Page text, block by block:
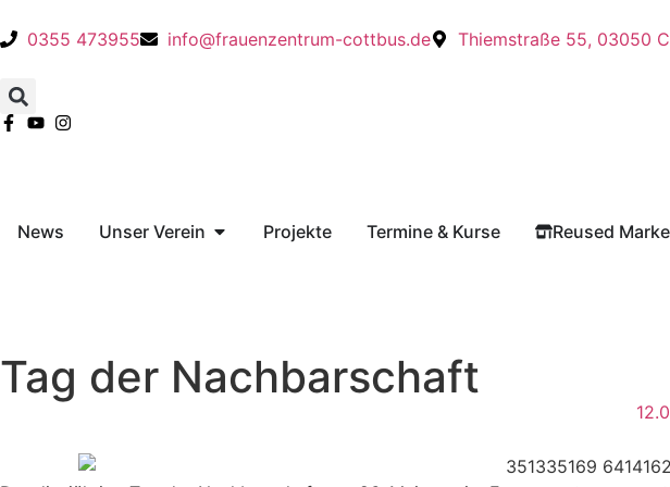
0355 473955 info@frauenzentrum-cottbus.de Thiemstraße 55, 03050
News Unser Verein Projekte Termine & Kurse Reused
Tag der Nachbarschaft